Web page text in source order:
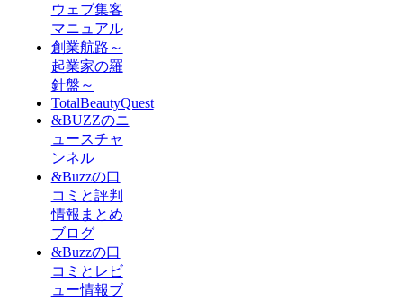
ウェブ集客
マニュアル
創業航路～
起業家の羅
針盤～
TotalBeautyQuest
&BUZZのニ
ュースチャ
ンネル
&Buzzの口
コミと評判
情報まとめ
ブログ
&Buzzの口
コミとレビ
ュー情報ブ